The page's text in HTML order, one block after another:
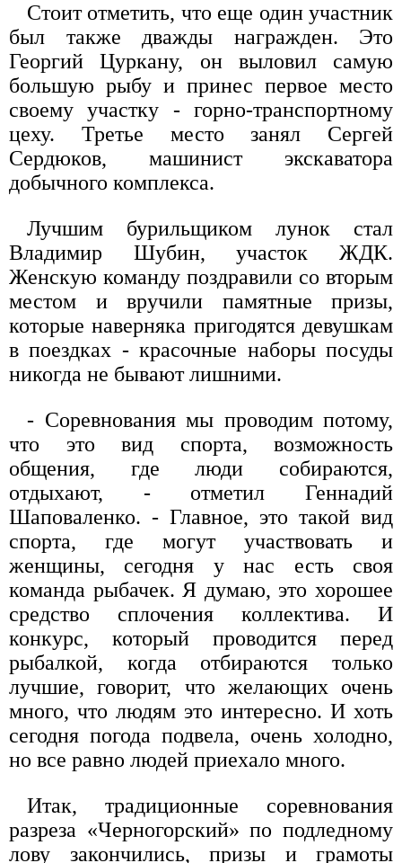
Стоит отметить, что еще один участник
был также дважды награжден. Это
Георгий Цуркану, он выловил самую
большую рыбу и принес первое место
своему участку - горно-транспортному
цеху. Третье место занял Сергей
Сердюков, машинист экскаватора
добычного комплекса.
Лучшим бурильщиком лунок стал
Владимир Шубин, участок ЖДК.
Женскую команду поздравили со вторым
местом и вручили памятные призы,
которые наверняка пригодятся девушкам
в поездках - красочные наборы посуды
никогда не бывают лишними.
- Соревнования мы проводим потому,
что это вид спорта, возможность
общения, где люди собираются,
отдыхают, - отметил Геннадий
Шаповаленко. - Главное, это такой вид
спорта, где могут участвовать и
женщины, сегодня у нас есть своя
команда рыбачек. Я думаю, это хорошее
средство сплочения коллектива. И
конкурс, который проводится перед
рыбалкой, когда отбираются только
лучшие, говорит, что желающих очень
много, что людям это интересно. И хоть
сегодня погода подвела, очень холодно,
но все равно людей приехало много.
Итак, традиционные соревнования
разреза «Черногорский» по подледному
лову закончились, призы и грамоты